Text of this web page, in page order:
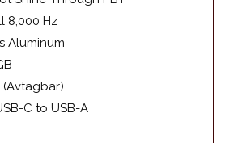
8,000 Hz
Aluminum
C to USB-A